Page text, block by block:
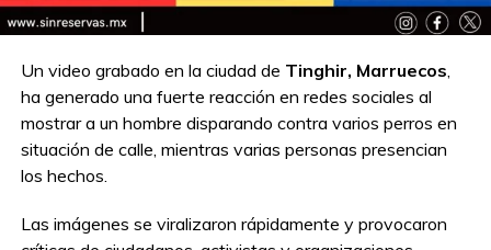
Un video grabado en la ciudad de Tinghir, Marruecos,
ha generado una fuerte reacción en redes sociales al
mostrar a un hombre disparando contra varios perros en
situación de calle, mientras varias personas presencian
los hechos.
Las imágenes se viralizaron rápidamente y provocaron